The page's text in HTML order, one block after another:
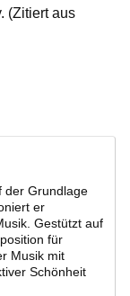
(Zitiert aus
der Grundlage
er
Gestützt auf
für
Musik mit
Schönheit